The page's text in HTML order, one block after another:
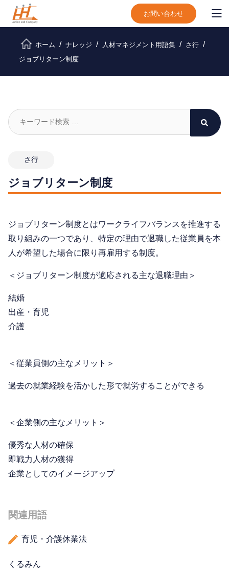
お問い合わせ
ホーム ナレッジ 人材マネジメント用語集
さ行
ジョブリターン制度
さ行
ジョブリターン制度
ジョブリターン制度とはワークライフバランスを推進する
取り組みの一つであり、特定の理由で退職した従業員を本
人が希望した場合に限り再雇用する制度。
＜ジョブリターン制度が適応される主な退職理由＞
結婚
出産・育児
介護
＜従業員側の主なメリット＞
過去の就業経験を活かした形で就労することができる
＜企業側の主なメリット＞
優秀な人材の確保
即戦力人材の獲得
企業としてのイメージアップ
関連用語
育児・介護休業法
くるみん